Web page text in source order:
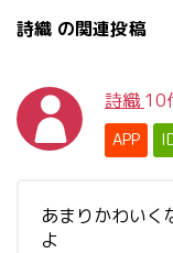
詩織 の関連投稿
詩織10
APP
あまりかわいく
よ